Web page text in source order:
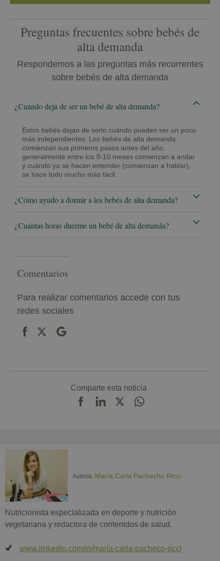
Preguntas frecuentes sobre bebés de
alta demanda
Respondemos a las preguntas más recurrentes
sobre bebés de alta demanda
¿Cuándo deja de ser un bebé de alta demanda?
Estos bebés dejan de serlo cuándo pueden ser un poco
más independientes. Los bebés de alta demanda
comienzan sus primeros pasos antes del año,
generalmente entre los 9-10 meses comienzan a andar
y cuándo ya se hacen entender (comienzan a hablar),
se hace todo mucho más fácil.
¿Cómo ayudo a dormir a los bebés de alta demanda?
¿Cuántas horas duerme un bebé de alta demanda?
Comentarios
Para realizar comentarios accede con tus
redes sociales
Comparte esta noticia
Autor/a: María Carla Pachecho Ricci
Nutricionista especializada en deporte y nutrición
vegetariana y redactora de contenidos de salud.
www.linkedin.com/in/maría-carla-pacheco-ricci